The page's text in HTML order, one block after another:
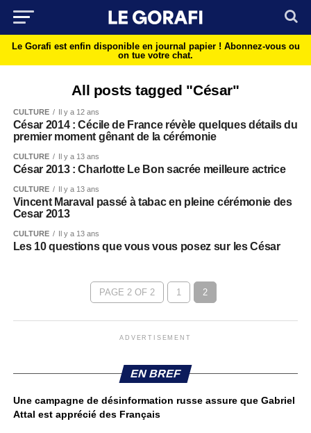
Le Gorafi est enfin disponible en journal papier ! Abonnez-vous ou
on tue votre chat.
All posts tagged "César"
CULTURE Il y a 12 ans
César 2014 : Cécile de France révèle quelques détails du
premier moment gênant de la cérémonie
CULTURE Il y a 13 ans
César 2013 : Charlotte Le Bon sacrée meilleure actrice
CULTURE Il y a 13 ans
Vincent Maraval passé à tabac en pleine cérémonie des
Cesar 2013
CULTURE Il y a 13 ans
Les 10 questions que vous vous posez sur les César
PAGE 2 OF 2 1 2
ADVERTISEMENT
EN BREF
Une campagne de désinformation russe assure que Gabriel
Attal est apprécié des Français